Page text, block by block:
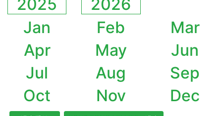
2025
2026
Jan
Feb
Mar
Apr
May
Jun
Jul
Aug
Sep
Oct
Nov Dec